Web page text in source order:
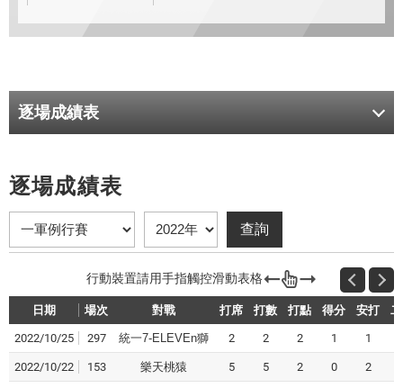
逐場成績表
逐場成績表
日期 場次 對戰 打席 打數 打點 得分 安打
2022/10/25 297 統一7-ELEVEn獅 2 2 2 1 1
2022/10/22 153 樂天桃猿 5 5 2 0 2